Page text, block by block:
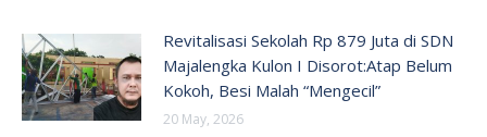
Revitalisasi Sekolah Rp 879 Juta di SDN
Majalengka Kulon I Disorot:Atap Belum
Kokoh, Besi Malah “Mengecil”
20 May, 2026